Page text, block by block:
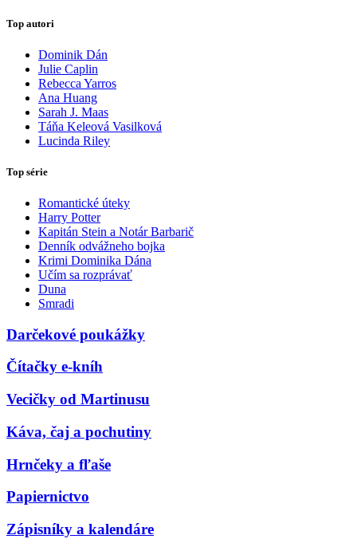
Top autori
Dominik Dán
Julie Caplin
Rebecca Yarros
Ana Huang
Sarah J. Maas
Táňa Keleová Vasilková
Lucinda Riley
Top série
Romantické úteky
Harry Potter
Kapitán Stein a Notár Barbarič
Denník odvážneho bojka
Krimi Dominika Dána
Učím sa rozprávať
Duna
Smradi
Darčekové poukážky
Čítačky e-kníh
Vecičky od Martinusu
Káva, čaj a pochutiny
Hrnčeky a fľaše
Papiernictvo
Zápisníky a kalendáre